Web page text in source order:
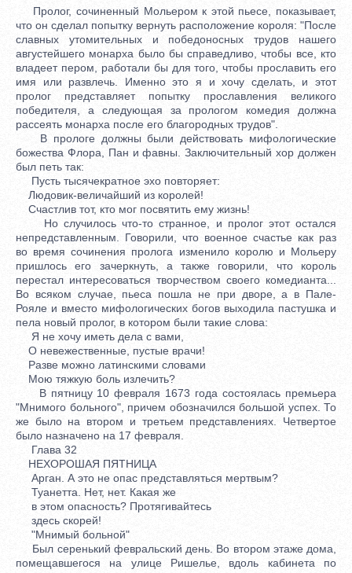
Пролог, сочиненный Мольером к этой пьесе, показывает,
что он сделал попытку вернуть расположение короля: "После
славных утомительных и победоносных трудов нашего
августейшего монарха было бы справедливо, чтобы все, кто
владеет пером, работали бы для того, чтобы прославить его
имя или развлечь. Именно это я и хочу сделать, и этот
пролог представляет попытку прославления великого
победителя, а следующая за прологом комедия должна
рассеять монарха после его благородных трудов".
В прологе должны были действовать мифологические
божества Флора, Пан и фавны. Заключительный хор должен
был петь так:
Пусть тысячекратное эхо повторяет:
Людовик-величайший из королей!
Счастлив тот, кто мог посвятить ему жизнь!
Но случилось что-то странное, и пролог этот остался
непредставленным. Говорили, что военное счастье как раз
во время сочинения пролога изменило королю и Мольеру
пришлось его зачеркнуть, а также говорили, что король
перестал интересоваться творчеством своего комедианта...
Во всяком случае, пьеса пошла не при дворе, а в Пале-
Рояле и вместо мифологических богов выходила пастушка и
пела новый пролог, в котором были такие слова:
Я не хочу иметь дела с вами,
О невежественные, пустые врачи!
Разве можно латинскими словами
Мою тяжкую боль излечить?
В пятницу 10 февраля 1673 года состоялась премьера
"Мнимого больного", причем обозначился большой успех. То
же было на втором и третьем представлениях. Четвертое
было назначено на 17 февраля.
Глава 32
НЕХОРОШАЯ ПЯТНИЦА
Арган. А это не опас представляться мертвым?
Туанетта. Нет, нет. Какая же
в этом опасность? Протягивайтесь
здесь скорей!
"Мнимый больной"
Был серенький февральский день. Во втором этаже дома,
помещавшегося на улице Ришелье, вдоль кабинета по